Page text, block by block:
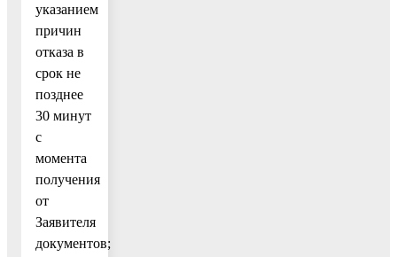
указанием
причин
отказа в
срок не
позднее
30 минут
с
момента
получения
от
Заявителя
документов;